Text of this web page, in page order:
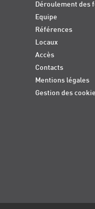
Déroulement des
Equipe
Références
Locaux
Accès
Contacts
Mentions légales
Gestion des